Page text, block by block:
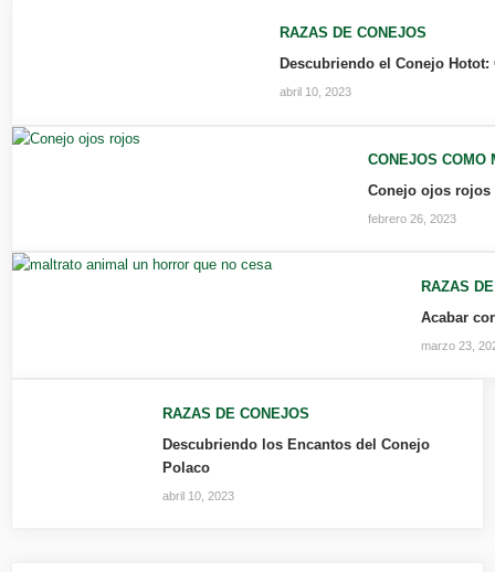
RAZAS DE CONEJOS
Descubriendo el Conejo
abril 10, 2023
CONEJOS COMO
Conejo ojos rojos
febrero 26, 2023
RAZAS
Acabar
marzo 23,
RAZAS DE CONEJOS
Descubriendo los Encantos del Conejo
Polaco
abril 10, 2023